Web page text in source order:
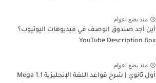
منذ بضع اعوام
أين أجد صندوق الوصف في فيديوهات اليوتيوب؟
YouTube Description Box
منذ بضع اعوام
أول ثانوي | شرح قواعد اللغة الإنجليزية 1.1 Mega